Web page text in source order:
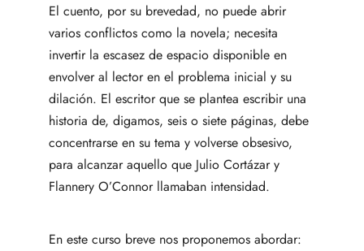
El cuento, por su brevedad, no puede abrir
varios conflictos como la novela; necesita
invertir la escasez de espacio disponible en
envolver al lector en el problema inicial y su
dilación. El escritor que se plantea escribir una
historia de, digamos, seis o siete páginas, debe
concentrarse en su tema y volverse obsesivo,
para alcanzar aquello que Julio Cortázar y
Flannery O’Connor llamaban intensidad.
En este curso breve nos proponemos abordar: